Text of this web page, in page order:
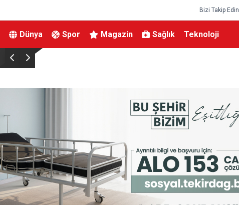
Bizi Takip Edin
Dünya Spor Magazin Sağlık Teknoloji
İçişleri Bakanı Çiftçi: “Yaklaşık 7 bin 500 aranan şahsı bu yılın ilk 7 yılında